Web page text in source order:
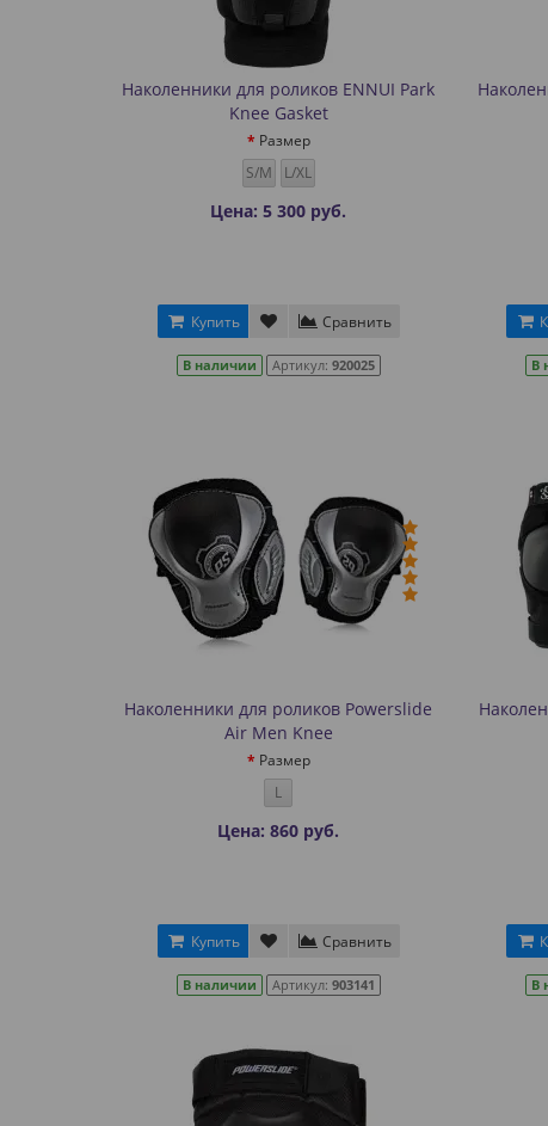
Наколенники для роликов ENNUI Park
Knee Gasket
Размер
S/M
L/XL
Цена: 5 300 руб.
Купить Сравнить
В наличии Артикул: 920025 В
Наколенники для роликов Powerslide
Air Men Knee
Размер
L
Цена: 860 руб.
Купить Сравнить
В наличии Артикул: 903141 В